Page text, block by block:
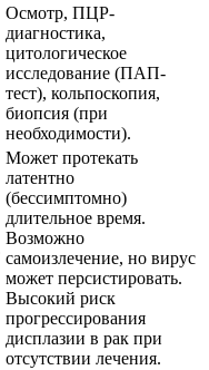
Осмотр, ПЦР-
диагностика,
цитологическое
исследование (ПАП-
тест), кольпоскопия,
биопсия (при
необходимости).
Может протекать
латентно
(бессимптомно)
длительное время.
Возможно
самоизлечение, но вирус
может персистировать.
Высокий риск
прогрессирования
дисплазии в рак при
отсутствии лечения.